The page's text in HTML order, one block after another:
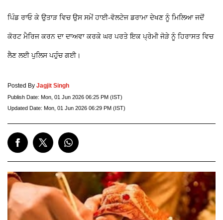
ਪਿੰਡ ਰਾਓ ਕੇ ਉਤਾੜ ਵਿਚ ਉਸ ਸਮੇਂ ਹਾਈ-ਵੋਲਟੇਜ ਡਰਾਮਾ ਦੇਖਣ ਨੂੰ ਮਿਲਿਆ ਜਦੋਂ
ਕੋਰਟ ਮੈਰਿਜ ਕਰਨ ਦਾ ਦਾਅਵਾ ਕਰਕੇ ਘਰ ਪਰਤੇ ਇਕ ਪ੍ਰੇਮੀ ਜੋੜੇ ਨੂੰ ਹਿਰਾਸਤ ਵਿਚ
ਲੈਣ ਲਈ ਪੁਲਿਸ ਪਹੁੰਚ ਗਈ।
Posted By Jagjit Singh
Publish Date: Mon, 01 Jun 2026 06:25 PM (IST)
Updated Date: Mon, 01 Jun 2026 06:29 PM (IST)